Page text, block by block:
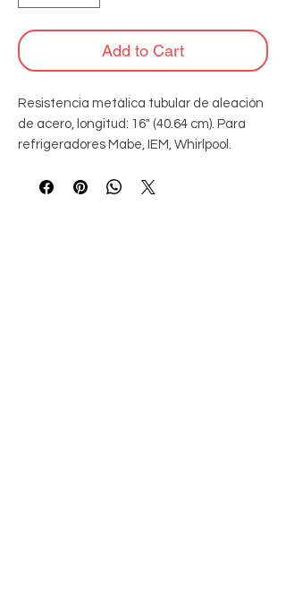
Add to Cart
Resistencia metálica tubular de aleación
de acero, longitud: 16" (40.64 cm). Para
refrigeradores Mabe, IEM, Whirlpool.